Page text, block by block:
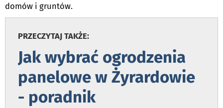
domów i gruntów.
PRZECZYTAJ TAKŻE:
Jak wybrać ogrodzenia
panelowe w Żyrardowie
- poradnik